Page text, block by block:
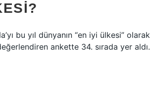
bu yıl dünyanın “en iyi ülkesi” olarak
ankette 34. sırada yer aldı.